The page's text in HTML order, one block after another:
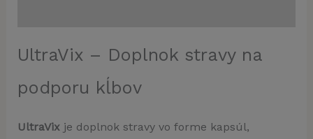
UltraVix – Doplnok stravy na
podporu kĺbov
UltraVixje doplnok stravy vo forme kapsúl,